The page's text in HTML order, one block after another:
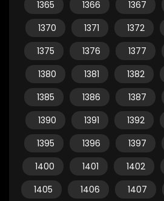
1365 1366 1367
1370
1371 1372
1375
1376 1377
1380
1381 1382
1385
1386 1387
1390
1391 1392
1395
1396 1397
1400
1401 1402
1405
1406 1407